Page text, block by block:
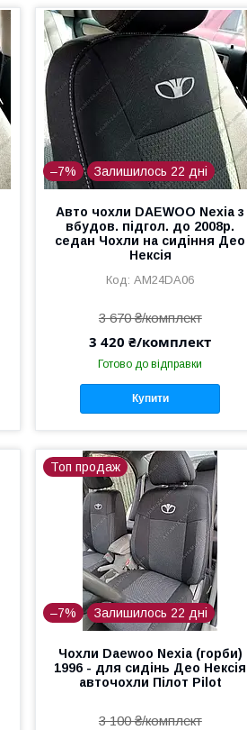
–7% Залишилось 22 дні
Авто чохли DAEWOO Nexia з
вбудов. підгол. до 2008р.
седан Чохли на сидіння Део
Нексія
AM24DA06
3 670 ₴/комплект
3 420 ₴/комплект
Готово до відправки
Купити
Топ продаж
–7% Залишилось 22 дні
Чохли Daewoo Nexia (горби)
1996 - для сидінь Део Нексія
авточохли Пілот Pilot
3 100 ₴/комплект